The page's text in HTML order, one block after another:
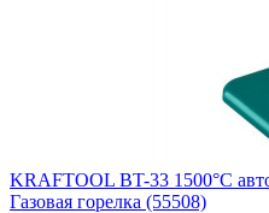
KRAFTOOL BT-33 1500°С
Газовая горелка (55508)